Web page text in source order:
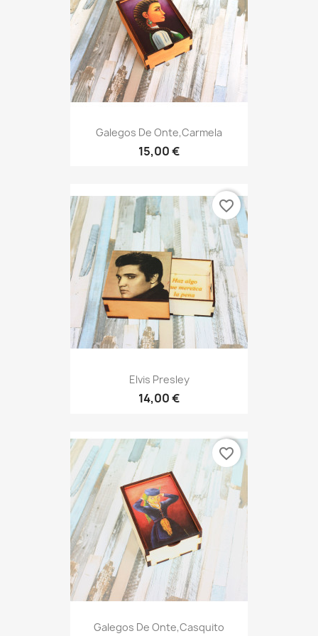
Galegos De Onte,Carmela
15,00 €
Elvis Presley
14,00 €
favorite_border
Galegos De Onte,Casquito
favorite_border